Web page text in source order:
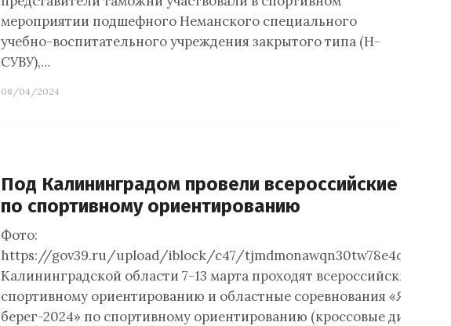
мероприятии подшефного Неманского специального
учебно-воспитательного учреждения закрытого типа (Н-
СУВУ),…
08/04/2024
Под Калининградом провели всероссийские
по спортивному ориентированию
Фото:
https://gov39.ru/upload/iblock/c47/
Калининградской области 7-13 марта проходят всероссийские
спортивному ориентированию и областные соревнования
берег-2024» по спортивному ориентированию (кроссовые